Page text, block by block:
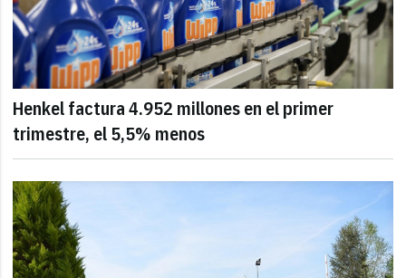
Henkel factura 4.952 millones en el primer
trimestre, el 5,5% menos